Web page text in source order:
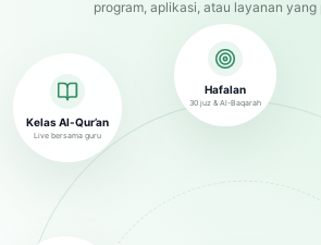
program, aplikasi, atau layanan yang
Kelas Al-Qur’an
Live bersama guru
Hafalan
30 juz & Al-Baqarah